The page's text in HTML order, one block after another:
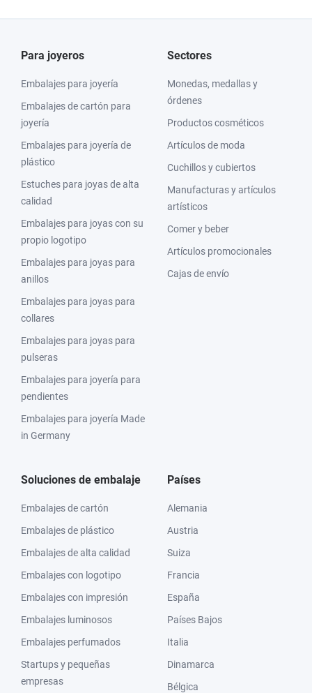
Para joyeros
Embalajes para joyería
Embalajes de cartón para
joyería
Embalajes para joyería de
plástico
Estuches para joyas de alta
calidad
Embalajes para joyas con su
propio logotipo
Embalajes para joyas para
anillos
Embalajes para joyas para
collares
Embalajes para joyas para
pulseras
Embalajes para joyería para
pendientes
Embalajes para joyería Made
in Germany
Sectores
Monedas, medallas y
órdenes
Productos cosméticos
Artículos de moda
Cuchillos y cubiertos
Manufacturas y artículos
artísticos
Comer y beber
Artículos promocionales
Cajas de envío
Soluciones de embalaje
Embalajes de cartón
Embalajes de plástico
Embalajes de alta calidad
Embalajes con logotipo
Embalajes con impresión
Embalajes luminosos
Embalajes perfumados
Startups y pequeñas
empresas
Países
Alemania
Austria
Suiza
Francia
España
Países Bajos
Italia
Dinamarca
Bélgica